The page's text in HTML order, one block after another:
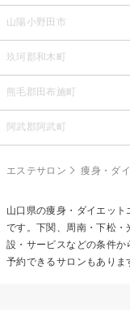
山陽小野田市
玖珂郡和木町
熊毛郡田布施町
阿武郡阿武町
エステサロン 痩身・ダ
山口県の痩身・ダイエット
です。下関、周南・下松
設・サービスなどの条件
予約できるサロンもありま